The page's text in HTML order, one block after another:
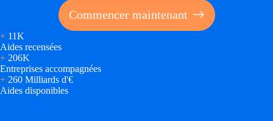
Commencer maintenant
+ 11K
Aides recensées
+ 206K
Entreprises accompagnées
+ 260 Milliards d'€
Aides disponibles